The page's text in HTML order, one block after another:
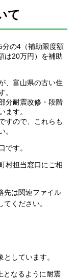
て
の4（補助限度額
は20万円）を補助
、富山県の古い住
。
分耐震改修・段階
ます。
すので、これらも
。
です。
村担当窓口にご相
先は関連ファイル
ください。
しています。
となるように耐震